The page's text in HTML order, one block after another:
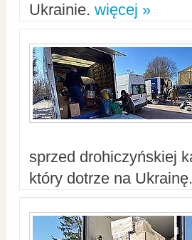
Ukrainie. więcej »
sprzed drohiczyńskiej
który dotrze na Ukrainę.